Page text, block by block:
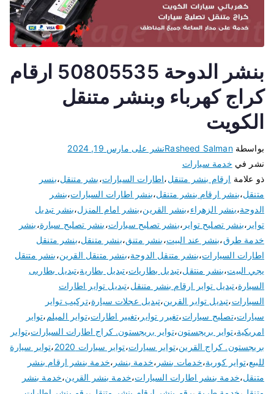
بنشر الدوحة 50805535 ارقام
كراج كهرباء وبنشر متنقل
الكويت
بواسطةRasheed Salmanنشر على مارس 19, 2024
نشر في خدمة سيارات
ذو علامة ارقام بنشر متنقل،اطارات السيارات،بشر متنقل،بنسر
متنقل،بنشر ارقام بنشر متنقل،بنشر اطارات السيارات،بنشر
الدوحة،بنشر الزهراء،بنشر القرين،بنشر امام المنزل،بنشر تبديل
تواير ،بنشر تصليح تواير ،بنشر تصليح سيارات،بنشر تصليح سيارة،بنشر
خدمة طرق،بنشر عند البيت،بنشر متنق،بنشر متنقل،بنشر متنقل
اطارات السيارات،بنشر متنقل الدوحة،بنشر متنقل القرين،بنشر متنقل
يجي البيت،بنشر منتقل،تبديل بطاريات،تبديل بطارية،تبديل بطاريى
السيارة،تبديل تواير ارقام بنشر متنقل،تبديل تواير اطارات
السيارات،تبديل تواير القرين،تبديل عجلات سيارة،تركيب تواير
سيارات،تصليح سيارات،تغيرر تواير ،تغيير اطارات،تواير الميلم،تواير
امريكية،تواير بريجستون،تواير بريجستون. كراج اطارات السيارات،تواير
بريجستون. كراج القرين،تواير سيارات،تواير سيارات 2020 ،تواير سيارة
للبيع،تواير كورية،خدمات بنشر ،خدمة بنشر ،خدمة بنشر ارقام بنشر
متنقل،خدمة بنشر اطارات السيارات،خدمة بنشر القرين،خدمة بنشر